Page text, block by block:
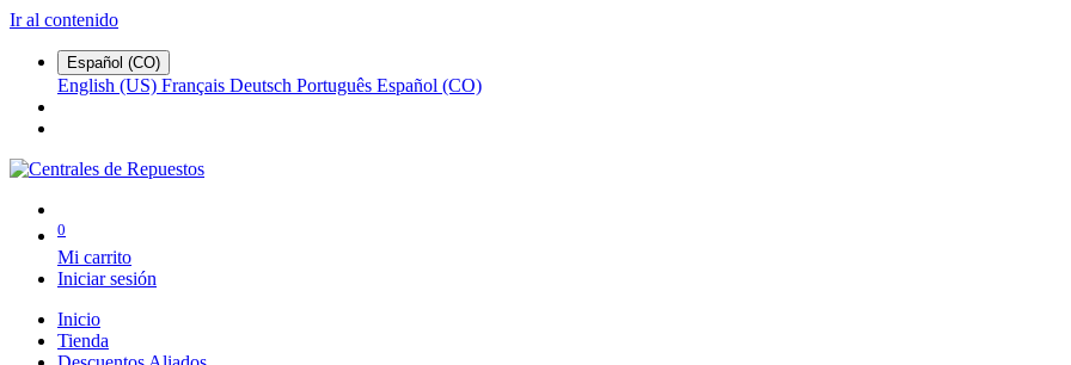
Ir al contenido
Español (CO)
English (US) Français Deutsch Português Español (CO)
0
Mi carrito
Iniciar sesión
Inicio
Tienda